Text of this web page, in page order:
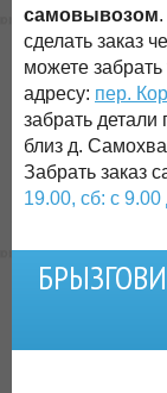
самовывозом
сделать заказ
можете
адресу: пер.
забрать
близ д.
Забрать заказ
19.00, сб: с